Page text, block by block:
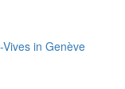
in Genève